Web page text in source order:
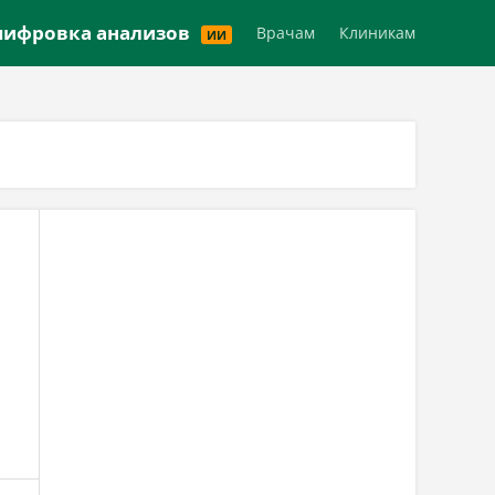
анализов ИИ Врачам Клиникам